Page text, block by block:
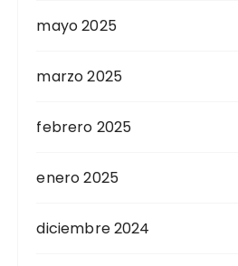
mayo 2025
marzo 2025
febrero 2025
enero 2025
diciembre 2024